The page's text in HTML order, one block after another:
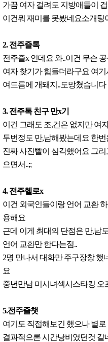
가끔 여자 걸려도 지방애들이
이건뭐 재미를 못봤네요소개팅
2. 전주즐톡
전주즐x 인데요 와..이건 무슨
여자 찾기가 힘들더라구요 여기
여드름에 개돼지..도망쳤습니
3. 전주톡 친구 만x기
이건 그래도 조,건은 없지만 여
두번정도 만,남해봤는데요 한
진짜 사진빨이 심각했어요 그
으면서..;;
4. 전주헬로x
이건 외국인들이랑 언어 교환
용해요
근데 이게 최대의 단점은 만,남
언어 교환만 한다는점..
2명 만나서 대화만 주구장창 했
요
중년만남 미시녀섹시스타킹 오
5.전주즐챗
여기도 직접해보긴 했으나 별
결과적으론 시간낭비였던것